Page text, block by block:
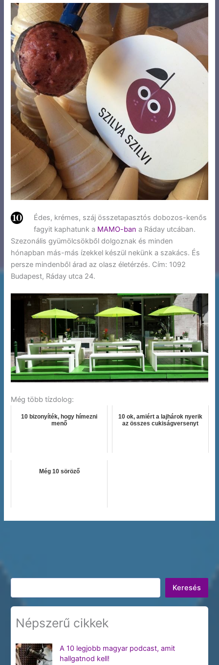
Édes, krémes, száj összetapasztós dobozos-kenős
fagyit kaphatunk a MAMO-ban a Ráday utcában.
Szezonális gyümölcsökből dolgoznak és minden
hónapban más-más ízekkel készül nekünk a szakács. És
persze mindenből árad az olasz életérzés. Cím: 1092
Budapest, Ráday utca 24.
Még több tízdolog:
10 bizonyíték, hogy hímezni
menő
10 ok, amiért a lajhárok nyerik
az összes cukiságversenyt
Még 10 söröző
Keresés
Keresés
Népszerű cikkek
A 10 legjobb magyar podcast, amit
hallgatnod kell!